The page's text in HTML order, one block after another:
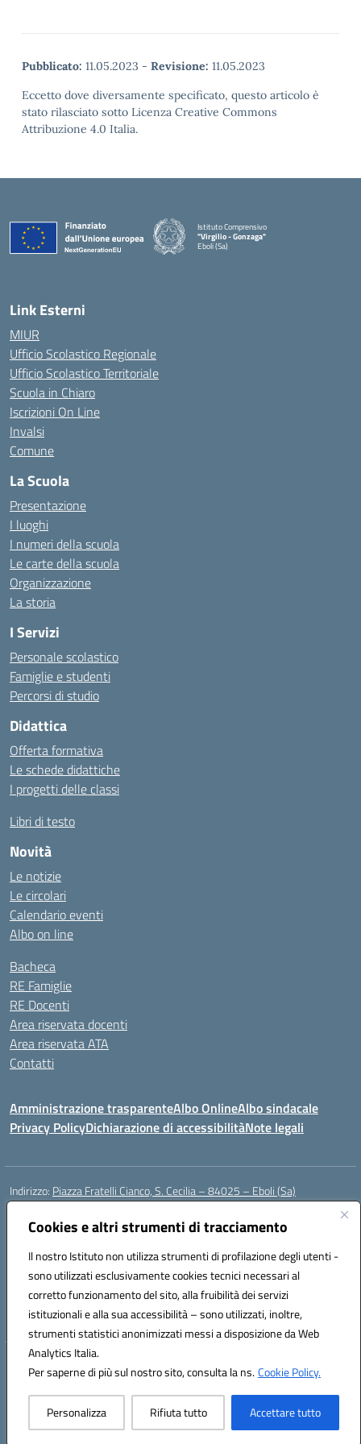
Cookies e altri strumenti di tracciamento
Il nostro Istituto non utilizza strumenti di profilazione degli utenti -
sono utilizzati esclusivamente cookies tecnici necessari al
corretto funzionamento del sito, alla fruibilità dei servizi
istituzionali e alla sua accessibilità – sono utilizzati, inoltre,
strumenti statistici anonimizzati messi a disposizione da Web
Analytics Italia.
Per saperne di più sul nostro sito, consulta la ns.Cookie Policy.
Personalizza Rifiuta tutto Accettare tutto
Pubblicato: 11.05.2023 - Revisione: 11.05.2023
Eccetto dove diversamente specificato, questo articolo è
stato rilasciato sotto Licenza Creative Commons
Attribuzione 4.0 Italia.
Istituto Comprensivo
"Virgilio - Gonzaga"
Eboli (Sa)
Link Esterni
MIUR
Ufficio Scolastico Regionale
Ufficio Scolastico Territoriale
Scuola in Chiaro
Iscrizioni On Line
Invalsi
Comune
La Scuola
Presentazione
I luoghi
I numeri della scuola
Le carte della scuola
Organizzazione
La storia
I Servizi
Personale scolastico
Famiglie e studenti
Percorsi di studio
Didattica
Offerta formativa
Le schede didattiche
I progetti delle classi
Libri di testo
Novità
Le notizie
Le circolari
Calendario eventi
Albo on line
Bacheca
RE Famiglie
RE Docenti
Area riservata docenti
Area riservata ATA
Contatti
Amministrazione trasparenteAlbo OnlineAlbo sindacale
Privacy PolicyDichiarazione di accessibilitàNote legali
Indirizzo: Piazza Fratelli Cianco, S. Cecilia – 84025 – Eboli (Sa)
Centralino:
Posta elettronica certificata (PEC):saic81900c@pec.istruzione.it
Codice fiscale: 91028680659
Codice meccanografico:SAIC81900C
Codice Indice delle Pubbliche Amministrazioni (IPA): istsc_saic81900c
Codice unico di fatturazione (CUF): UFWGMO
Hosting & Powered by 3D Solution S.r.l.
Concept & Design by Designers Italia